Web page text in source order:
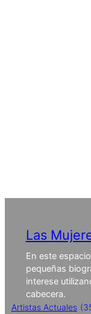
Las
En este
pequeñas
interese
cabecera.
Artistas Actuales